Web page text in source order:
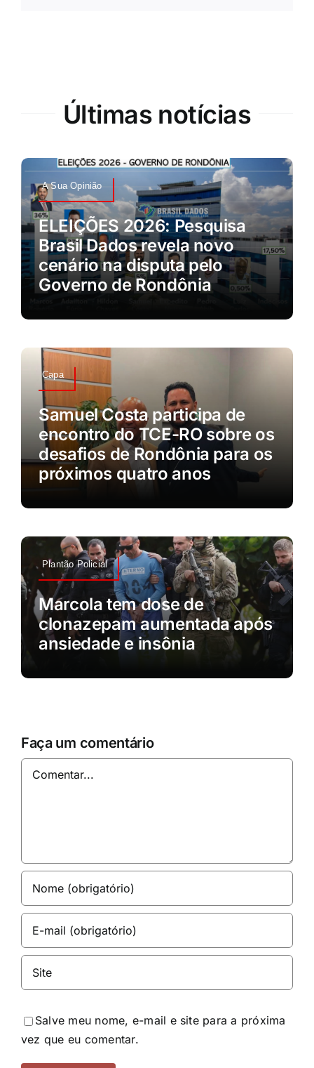
Últimas notícias
A Sua Opinião
ELEIÇÕES 2026: Pesquisa
Brasil Dados revela novo
cenário na disputa pelo
Governo de Rondônia
Capa
Samuel Costa participa de
encontro do TCE-RO sobre os
desafios de Rondônia para os
próximos quatro anos
Plantão Policial
Marcola tem dose de
clonazepam aumentada após
ansiedade e insônia
Faça um comentário
Comentar
Salve meu nome, e-mail e site para a próxima
vez que eu comentar.